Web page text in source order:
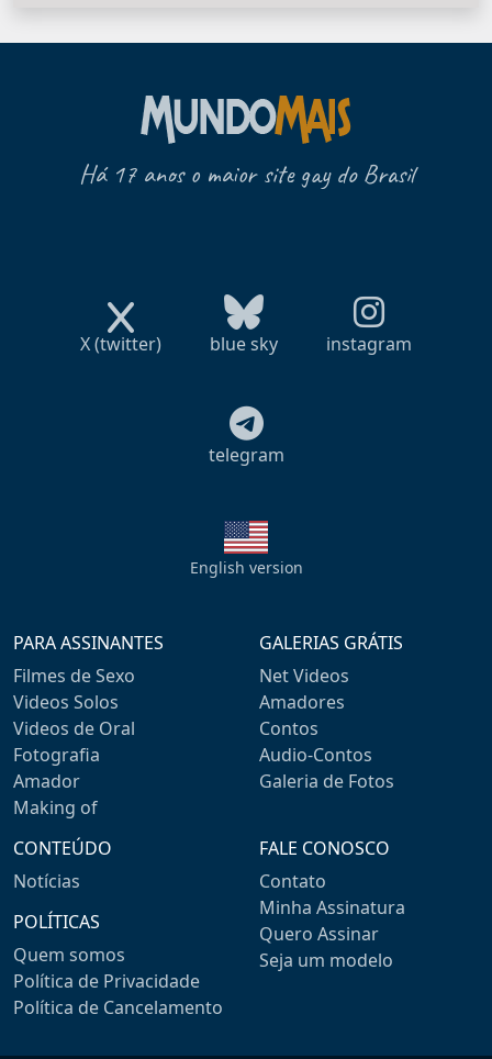
Há 17 anos o maior site gay do Brasil
X (twitter) blue sky instagram
telegram
English version
PARA ASSINANTES
Filmes de Sexo
Videos Solos
Videos de Oral
Fotografia
Amador
Making of
GALERIAS GRÁTIS
Net Videos
Amadores
Contos
Audio-Contos
Galeria de Fotos
CONTEÚDO
Notícias
POLÍTICAS
Quem somos
Política de Privacidade
Política de Cancelamento
FALE CONOSCO
Contato
Minha Assinatura
Quero Assinar
Seja um modelo